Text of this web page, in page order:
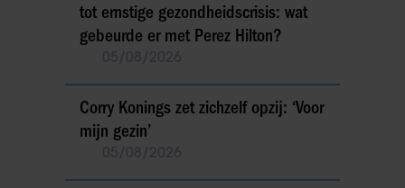
tot ernstige gezondheidscrisis: wat
gebeurde er met Perez Hilton?
Corry Konings zet zichzelf opzij: ‘Voor
mijn gezin’